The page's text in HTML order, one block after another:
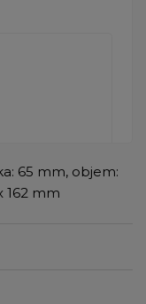
65 mm, objem:
162 mm